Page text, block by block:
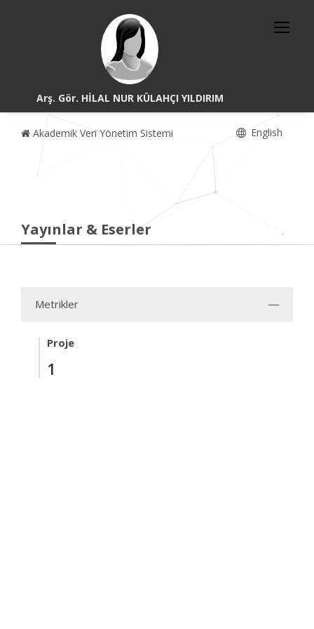
Arş. Gör. HİLAL NUR KÜLAHÇI YILDIRIM
Akademik Veri Yönetim Sistemi English
Yayınlar & Eserler
Metrikler
Proje
1